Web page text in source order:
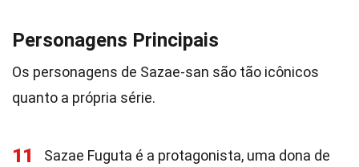
Personagens Principais
Os personagens de Sazae-san são tão icônicos
quanto a própria série.
11
Sazae Fuguta é a protagonista, uma dona de